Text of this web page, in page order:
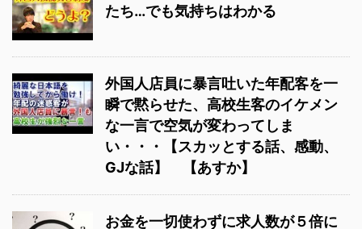
たち…でも気持ちはわかる
外国人店員に暴言吐いた年配客を一
瞬で黙らせた、高校生客のイケメン
な一言で空気が変わってしま
い・・・【スカッとする話、感動、
GJな話】 【あすか】
お金を一切使わずに求人数が５倍に